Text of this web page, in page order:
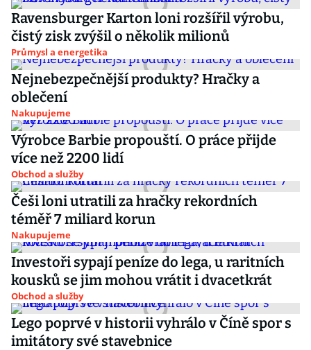
Ravensburger Karton loni rozšířil výrobu,
čistý zisk zvýšil o několik milionů
Průmysl a energetika
Nejnebezpečnější produkty? Hračky a
oblečení
Nakupujeme
Výrobce Barbie propouští. O práce přijde
více než 2200 lidí
Obchod a služby
Češi loni utratili za hračky rekordních
téměř 7 miliard korun
Nakupujeme
Investoři sypají peníze do lega, u raritních
kousků se jim mohou vrátit i dvacetkrát
Obchod a služby
Lego poprvé v historii vyhrálo v Číně spor s
imitátory své stavebnice